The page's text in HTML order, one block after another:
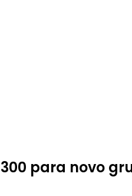
300 para novo